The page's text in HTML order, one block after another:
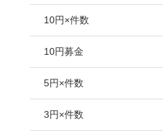
10円×件数
10円募金
5円×件数
3円×件数